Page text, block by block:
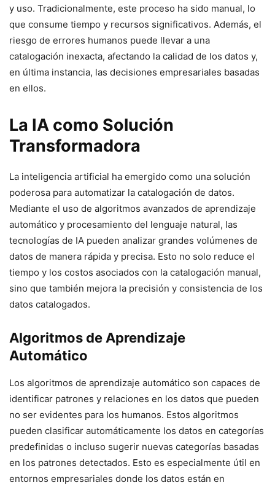
y uso. Tradicionalmente, este proceso ha sido manual, lo
que consume tiempo y recursos significativos. Además, el
riesgo de errores humanos puede llevar a una
catalogación inexacta, afectando la calidad de los datos y,
en última instancia, las decisiones empresariales basadas
en ellos.
La IA como Solución
Transformadora
La inteligencia artificial ha emergido como una solución
poderosa para automatizar la catalogación de datos.
Mediante el uso de algoritmos avanzados de aprendizaje
automático y procesamiento del lenguaje natural, las
tecnologías de IA pueden analizar grandes volúmenes de
datos de manera rápida y precisa. Esto no solo reduce el
tiempo y los costos asociados con la catalogación manual,
sino que también mejora la precisión y consistencia de los
datos catalogados.
Algoritmos de Aprendizaje
Automático
Los algoritmos de aprendizaje automático son capaces de
identificar patrones y relaciones en los datos que pueden
no ser evidentes para los humanos. Estos algoritmos
pueden clasificar automáticamente los datos en categorías
predefinidas o incluso sugerir nuevas categorías basadas
en los patrones detectados. Esto es especialmente útil en
entornos empresariales donde los datos están en